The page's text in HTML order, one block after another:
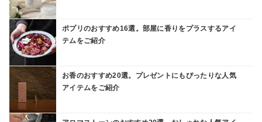
ポプリのおすすめ16選。部屋に香りをプラスするアイ
テムをご紹介
お香のおすすめ20選。プレゼントにもぴったりな人気
アイテムをご紹介